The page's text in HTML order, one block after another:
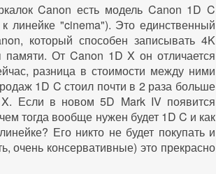
Canon есть модель Canon 1D C
линейке "cinema"). Это единственный
который способен записывать 4K
От Canon 1D X он отличается
разница в стоимости между ними
1D C стоил почти в 2 раза больше
Если в новом 5D Mark IV появится
тогда вообще нужен будет 1D C и как
Его никто не будет покупать и
очень консервативные) это прекрасно